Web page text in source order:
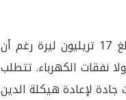
تجدر الإشارة إلى أن عجز الموازنة الحالية يبلغ 17 تريليون ليرة رغم أن
نفقات الكهرباء. تتطلب
جادة لإعادة هيكلة الدين